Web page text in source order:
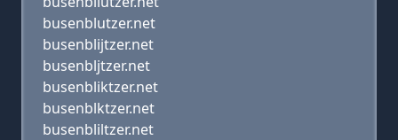
busenblutzer.net
busenblijtzer.net
busenbljtzer.net
busenbliktzer.net
busenblktzer.net
busenbliltzer.net